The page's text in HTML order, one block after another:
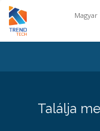
Magyar
Találja